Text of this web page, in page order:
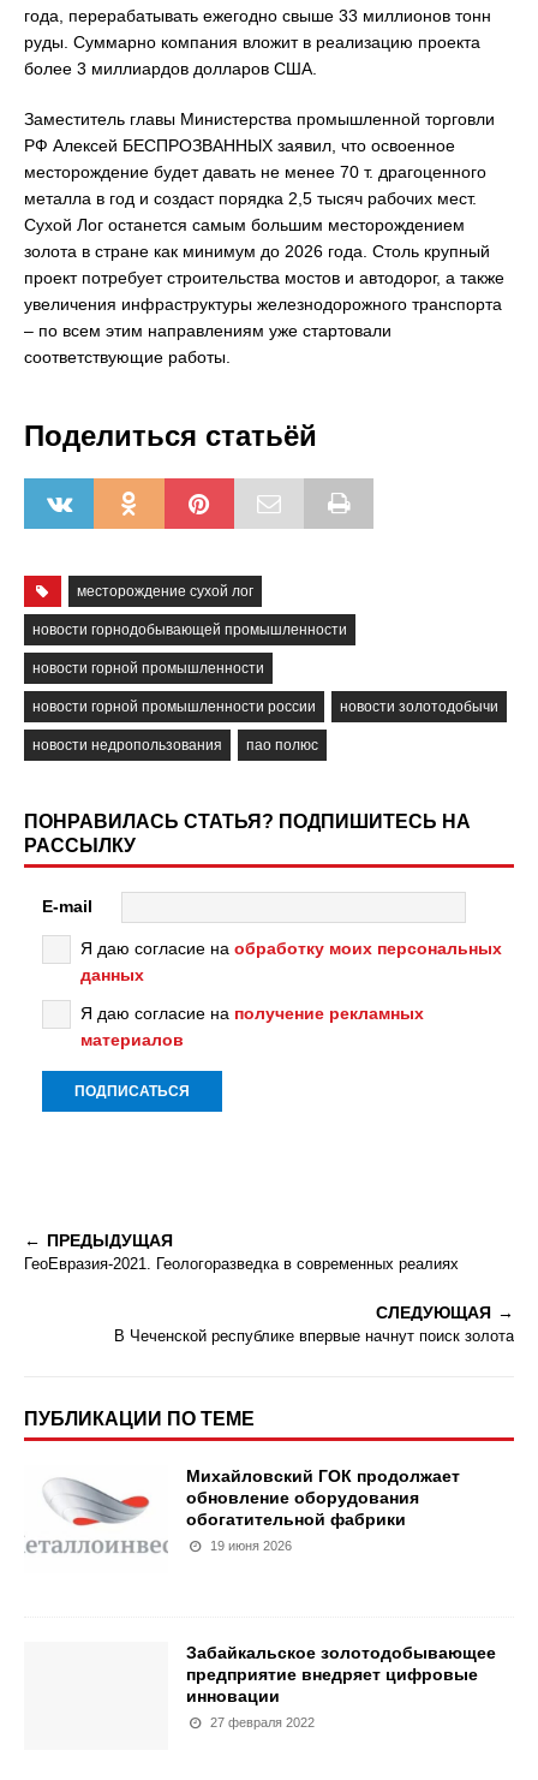
года, перерабатывать ежегодно свыше 33 миллионов тонн
руды. Суммарно компания вложит в реализацию проекта
более 3 миллиардов долларов США.
Заместитель главы Министерства промышленной торговли
РФ Алексей БЕСПРОЗВАННЫХ заявил, что освоенное
месторождение будет давать не менее 70 т. драгоценного
металла в год и создаст порядка 2,5 тысяч рабочих мест.
Сухой Лог останется самым большим месторождением
золота в стране как минимум до 2026 года. Столь крупный
проект потребует строительства мостов и автодорог, а также
увеличения инфраструктуры железнодорожного транспорта
– по всем этим направлениям уже стартовали
соответствующие работы.
Поделиться статьёй
месторождение сухой лог
новости горнодобывающей промышленности
новости горной промышленности
новости горной промышленности россии новости золотодобычи
новости недропользования пао полюс
ПОНРАВИЛАСЬ СТАТЬЯ? ПОДПИШИТЕСЬ НА
РАССЫЛКУ
E-mail
Я даю согласие на обработку моих персональных
данных
Я даю согласие на получение рекламных
материалов
ПРЕДЫДУЩАЯ
ГеоЕвразия-2021. Геологоразведка в современных реалиях
СЛЕДУЮЩАЯ
В Чеченской республике впервые начнут поиск золота
ПУБЛИКАЦИИ ПО ТЕМЕ
Михайловский ГОК продолжает
обновление оборудования
обогатительной фабрики
19 июня 2026
Забайкальское золотодобывающее
предприятие внедряет цифровые
инновации
27 февраля 2022